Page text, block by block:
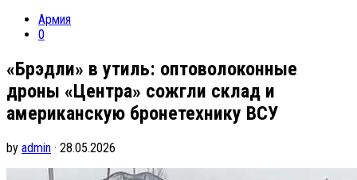
Армия
0
«Брэдли» в утиль: оптоволоконные
дроны «Центра» сожгли склад и
американскую бронетехнику ВСУ
by admin · 28.05.2026